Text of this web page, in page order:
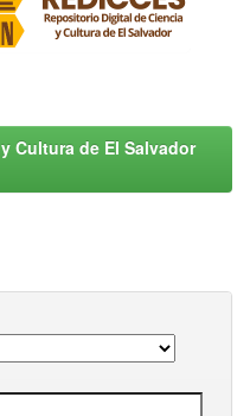
Cultura de El Salvador